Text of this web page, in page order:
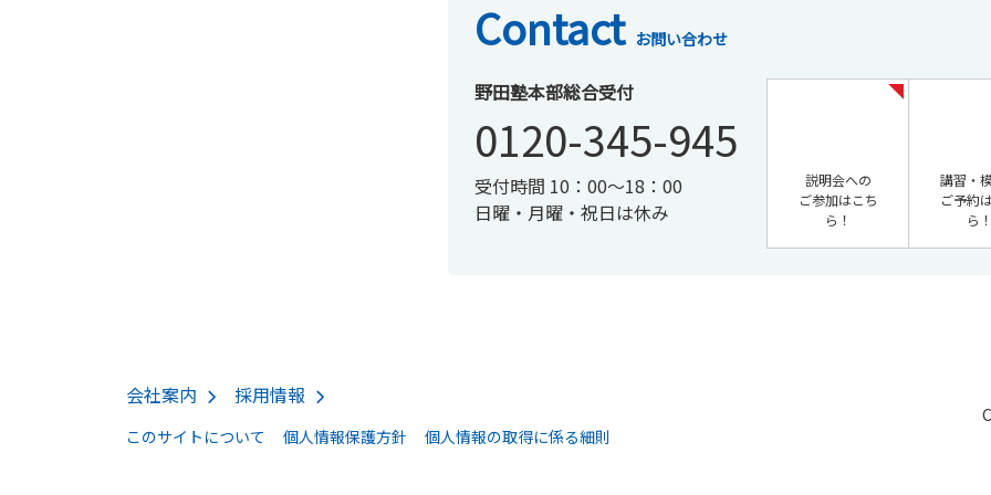
Contact お問い合わせ
野田塾本部総合受付
0120-345-945
受付時間 10：00～18：00
日曜・月曜・祝日は休み
説明会への
ご参加はこち
ら！
講習・
ご予約
ら
会社案内 採用情報
このサイトについて 個人情報保護方針 個人情報の取得に係る細則